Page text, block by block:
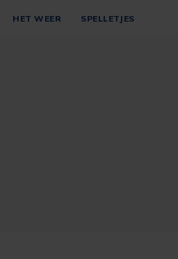
HET WEER SPELLETJES